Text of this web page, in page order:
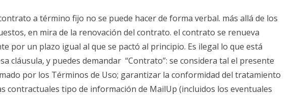
a término fijo no se puede hacer de forma verbal. más allá de los
en mira de la renovación del contrato. el contrato se renueva
por un plazo igual al que se pactó al principio. Es ilegal lo que está
cláusula, y puedes demandar “Contrato”: se considera tal el presente
por los Términos de Uso; garantizar la conformidad del tratamiento
contractuales tipo de información de MailUp (incluidos los eventuales